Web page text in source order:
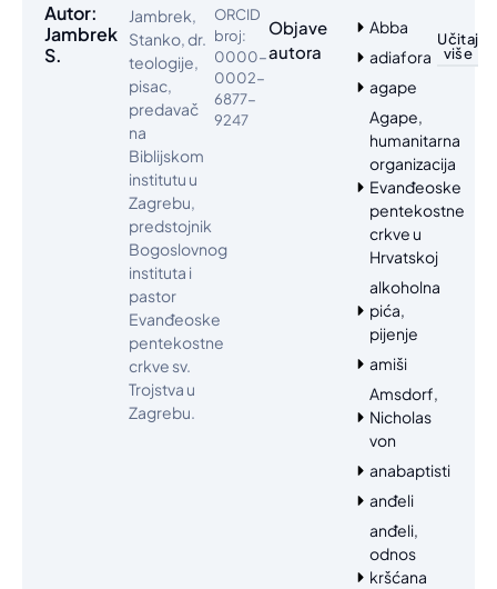
Autor:
Jambrek
S.
Jambrek,
Stanko, dr.
teologije,
pisac,
predavač
na
Biblijskom
institutu u
Zagrebu,
predstojnik
Bogoslovnog
instituta i
pastor
Evanđeoske
pentekostne
crkve sv.
Trojstva u
Zagrebu.
ORCID
broj:
0000-
0002-
6877-
9247
Objave
autora
Abba
adiafora
agape
Agape,
humanitarna
organizacija
Evanđeoske
pentekostne
crkve u
Hrvatskoj
alkoholna
pića,
pijenje
amiši
Amsdorf,
Nicholas
von
anabaptisti
anđeli
anđeli,
odnos
kršćana
Učitaj
više